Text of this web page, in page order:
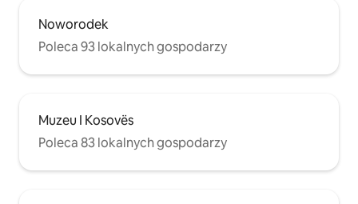
Noworodek
Poleca 93 lokalnych gospodarzy
Muzeu I Kosovës
Poleca 83 lokalnych gospodarzy